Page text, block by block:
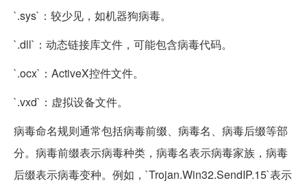
`.sys`：较少见，如机器狗病毒。
`.dll`：动态链接库文件，可能包含病毒代码。
`.ocx`：ActiveX控件文件。
`.vxd`：虚拟设备文件。
病毒命名规则通常包括病毒前缀、病毒名、病毒后缀等部
分。病毒前缀表示病毒种类，病毒名表示病毒家族，病毒
后缀表示病毒变种。例如，`Trojan.Win32.SendIP.15`表示